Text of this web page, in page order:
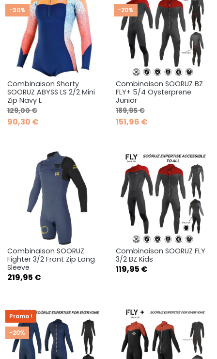
Combinaison Shorty
SOORUZ ABYSS LS 2/2 Mini
Zip Navy L
Prix de base
129,00 €Prix
90,30 €
-30%
Combinaison SOORUZ BZ
FLY+ 5/4 Oysterprene
Junior
Prix de base
189,95 €Prix
151,96 €
-20%
Combinaison SOORUZ
Fighter 3/2 Front Zip Long
Sleeve
Prix
219,95 €
Combinaison SOORUZ FLY
3/2 BZ Kids
Prix
119,95 €
Promo !
-20%